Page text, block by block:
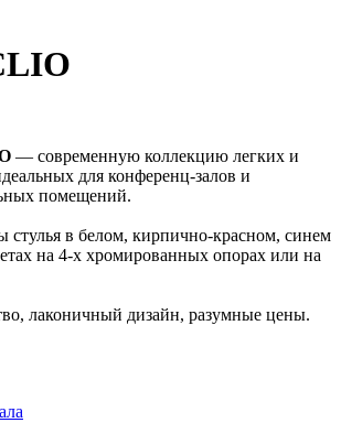
— современную коллекцию легких и
для конференц-залов и
помещений.
стулья в белом, кирпично-красном, синем
на 4-х хромированных опорах или на
лаконичный дизайн, разумные цены.